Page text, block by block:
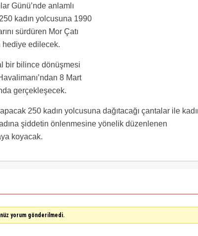
Günü’nde anlamlı
kadın yolcusuna 1990
sürdüren Mor Çatı
hediye edilecek.
bir bilince dönüşmesi
8 Mart
gerçekleşecek.
250 kadın yolcusuna dağıtacağı çantalar ile
şiddetin önlenmesine yönelik düzenlenen
koyacak.
yorum gönderilmedi.